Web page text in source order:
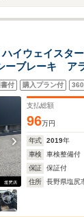
イウェイスタ
ブレーキ ア
イドドア イン
ミホイール
付 購入プラン付
支払総額
96万円
年式 2019年
車検
車検整備付
保証
保証付
住所
長野県塩尻